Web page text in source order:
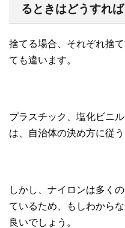
るときはどうすれ
捨てる場合、それぞれ捨
ても違います。
プラスチック、塩化ビニ
は、自治体の決め方に従う
しかし、ナイロンは多く
ているため、もしわから
良いでしょう。